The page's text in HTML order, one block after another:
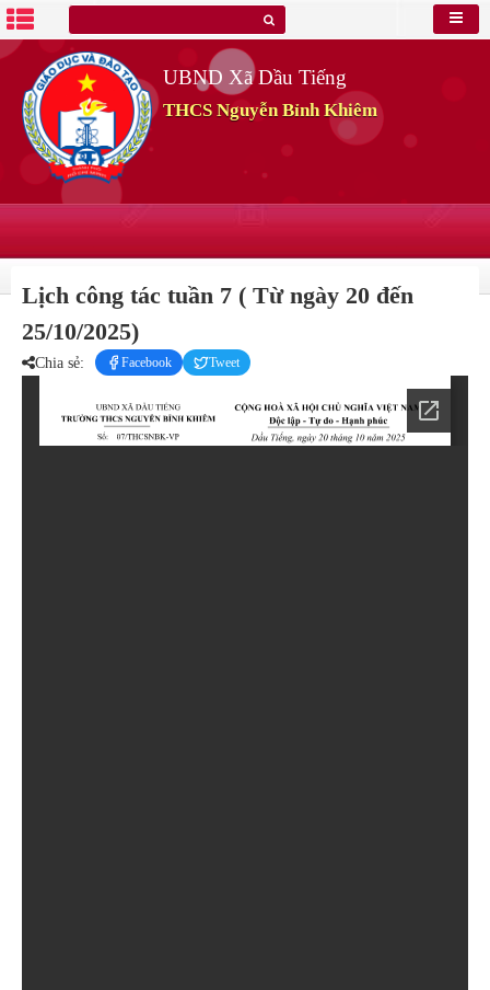
UBND Xã Dầu Tiếng
THCS Nguyễn Bỉnh Khiêm
Lịch công tác tuần 7 ( Từ ngày 20 đến
25/10/2025)
Chia sẻ: Facebook Tweet